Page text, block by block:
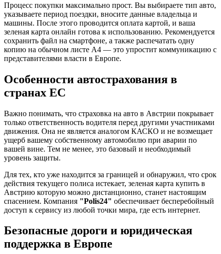
Процесс покупки максимально прост. Вы выбираете тип авто,
указываете период поездки, вносите данные владельца и
машины. После этого проводится оплата картой, и ваша
зеленая карта онлайн готова к использованию. Рекомендуется
сохранить файл на смартфоне, а также распечатать одну
копию на обычном листе А4 — это упростит коммуникацию с
представителями власти в Европе.
Особенности автострахования в
странах ЕС
Важно понимать, что страховка на авто в Австрии покрывает
только ответственность водителя перед другими участниками
движения. Она не является аналогом КАСКО и не возмещает
ущерб вашему собственному автомобилю при аварии по
вашей вине. Тем не менее, это базовый и необходимый
уровень защиты.
Для тех, кто уже находится за границей и обнаружил, что срок
действия текущего полиса истекает, зеленая карта купить в
Австрию которую можно дистанционно, станет настоящим
спасением. Компания "Polis24" обеспечивает бесперебойный
доступ к сервису из любой точки мира, где есть интернет.
Безопасные дороги и юридическая
поддержка в Европе